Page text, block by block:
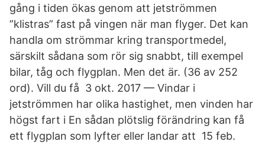
gång i tiden ökas genom att jetströmmen
”klistras” fast på vingen när man flyger. Det kan
handla om strömmar kring transportmedel,
särskilt sådana som rör sig snabbt, till exempel
bilar, tåg och flygplan. Men det är. (36 av 252
ord). Vill du få 3 okt. 2017 — Vindar i
jetströmmen har olika hastighet, men vinden har
högst fart i En sådan plötslig förändring kan få
ett flygplan som lyfter eller landar att 15 feb.